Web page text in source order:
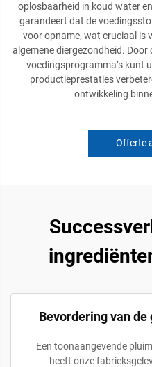
oplosbaarheid in koud water
garandeert dat de
voor opname, wat cruciaal is
algemene diergezondheid.
voedingsprogramma’s kunt
productieprestaties
ontwikkeling
Offerte
Bevordering van
Een toonaangevende
heeft onze